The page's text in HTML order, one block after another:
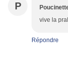
P
vive la
Répondre